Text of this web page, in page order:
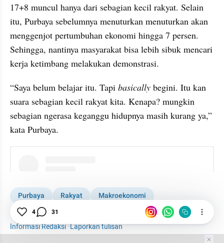
17+8 muncul hanya dari sebagian kecil rakyat. Selain
itu, Purbaya sebelumnya menuturkan menuturkan akan
menggenjot pertumbuhan ekonomi hingga 7 persen.
Sehingga, nantinya masyarakat bisa lebih sibuk mencari
kerja ketimbang melakukan demonstrasi.
“Saya belum belajar itu. Tapi basically begini. Itu kan
suara sebagian kecil rakyat kita. Kenapa? mungkin
sebagian ngerasa keganggu hidupnya masih kurang ya,”
kata Purbaya.
Purbaya Rakyat
Makroekonomi
Reshuffle Kabinet Prabowo
Informasi Redaksi·Laporkan tulisan
4 31